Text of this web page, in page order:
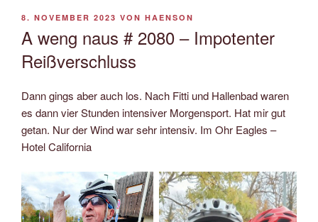
VERÖFFENTLICHT
8. NOVEMBER 2023 VON HAENSON
A weng naus # 2080 – Impotenter
Reißverschluss
Dann gings aber auch los. Nach Fitti und Hallenbad waren
es dann vier Stunden intensiver Morgensport. Hat mir gut
getan. Nur der Wind war sehr intensiv. Im Ohr Eagles –
Hotel California